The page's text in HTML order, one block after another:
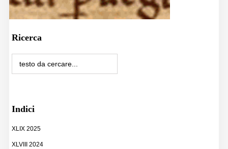
Ricerca
Indici
XLIX 2025
XLVIII 2024